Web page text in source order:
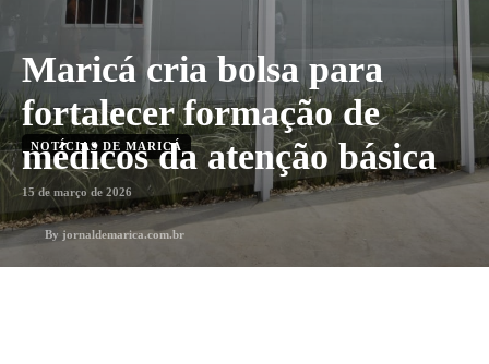
Maricá cria bolsa para
fortalecer formação de
médicos da atenção básica
NOTÍCIAS DE MARICÁ
15 de março de 2026
By jornaldemarica.com.br